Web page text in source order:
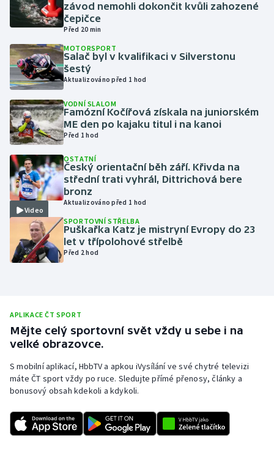
Judo
Krasobruslení
Lezení
Lyže a snowboard
Moderní pětiboj
Motorsport
Olympijské hry
Parasport
Plavání
Ragby
Rychlobruslení
Rychlostní kanoistika
Sportovní střelba
závod nemohli dokončit kvůli zahozené
čepičce
Před 20 min
MOTORSPORT
Salač byl v kvalifikaci v Silverstonu
šestý
Aktualizováno před 1 hod
VODNÍ SLALOM
Famózní Kočířová získala na juniorském
ME den po kajaku titul i na kanoi
Před 1 hod
Video
OSTATNÍ
Český orientační běh září. Křivda na
střední trati vyhrál, Dittrichová bere
bronz
Aktualizováno před 1 hod
SPORTOVNÍ STŘELBA
Puškařka Katz je mistryní Evropy do 23
let v třípolohové střelbě
Před 2 hod
APLIKACE ČT SPORT
Mějte celý sportovní svět vždy u sebe i na
velké obrazovce.
S mobilní aplikací, HbbTV a apkou iVysílání ve své chytré televizi
máte ČT sport vždy po ruce. Sledujte přímé přenosy, články a
bonusový obsah kdekoli a kdykoli.